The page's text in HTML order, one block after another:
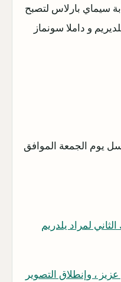
سيماي بارلاس لتصبح
و داملا سونماز
يوم الجمعة الموافق
لمراد يلدريم
، وإنطلاق التصوير